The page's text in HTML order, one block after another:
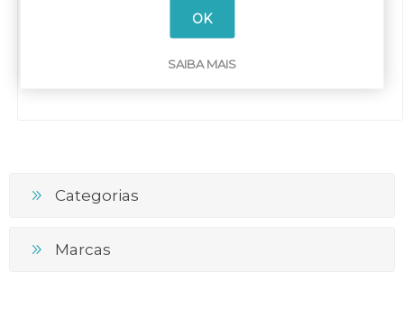
Disjuntor diferencial
EB2R 250L 4P 250A
0.03-3A 25/19KA
Categorias
Marcas
OK
SAIBA MAIS